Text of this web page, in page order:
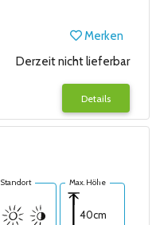
Merken
Derzeit nicht lieferbar
Details
Standort Max. Höhe
40cm